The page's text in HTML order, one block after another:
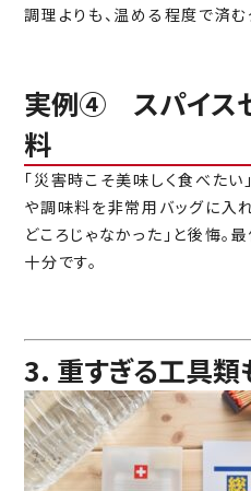
調理よりも、温める程度で済む
実例④ スパイス
料
「災害時こそ美味しく食べたい
や調味料を非常用バッグに入
どころじゃなかった」と後悔。
十分です。
3. 重すぎる工具類